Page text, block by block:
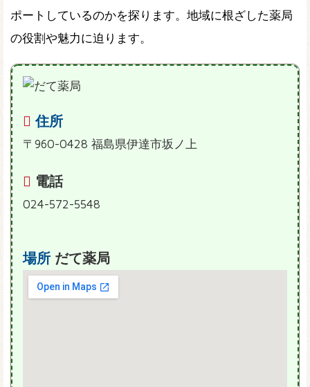
ポートしているのかを探ります。地域に根ざした薬局
の役割や魅力に迫ります。
住所
〒960-0428 福島県伊達市坂ノ上
電話
024-572-5548
場所 だて薬局